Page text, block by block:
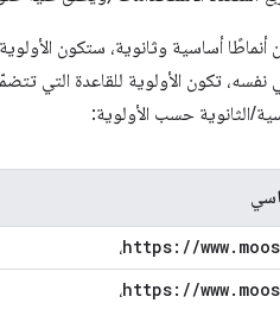
أساسية وثانوية، ستكون
تكون الأولوية للقاعدة التي
الثانوية حسب الأولوية:
https: //www. ،
https: //www. ،